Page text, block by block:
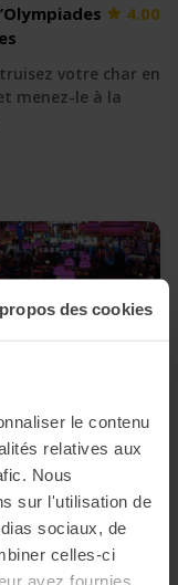
des cookies
le contenu
relatives aux
Nous
sur l'utilisation de
sociaux, de
celles-ci
avez fournies
4.00
votre char en
menez-le à la
lieu de